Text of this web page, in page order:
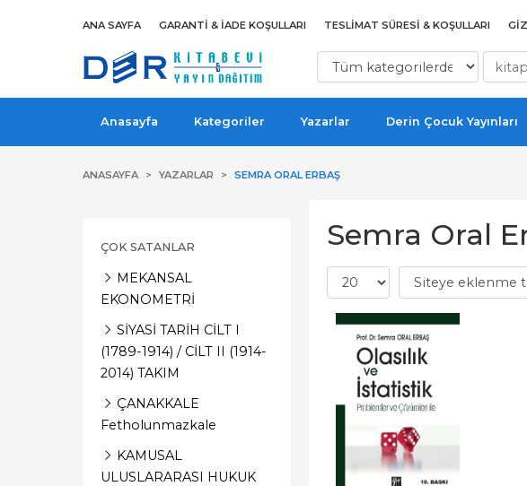
ANA SAYFA GARANTI & İADE KOŞULLARI TESLIMAT SÜRESI & KOŞULLARI
Anasayfa Kategoriler Yazarlar Derin Çocuk Yayınları
ANASAYFA YAZARLAR SEMRA ORAL ERBAŞ
ÇOK SATANLAR
MEKANSAL
EKONOMETRİ
SİYASİ TARİH CİLT I
(1789-1914) / CİLT II (1914-
2014) TAKIM
ÇANAKKALE
Fetholunmazkale
KAMUSAL
ULUSLARARASI HUKUK
Semra Oral